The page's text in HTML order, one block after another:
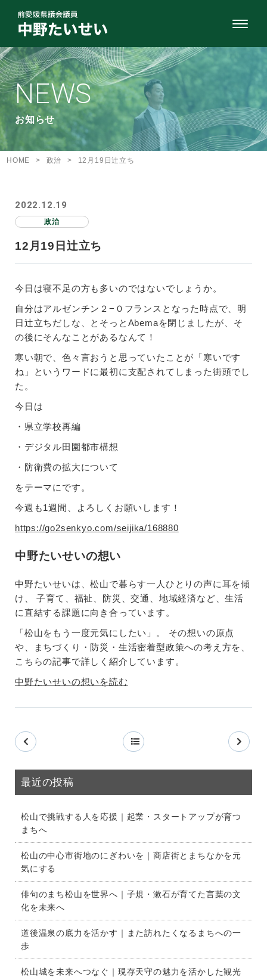
NEWS
お知らせ
HOME > 政治 > 12月19日辻立ち
2022.12.19
政治
12月19日辻立ち
今日は寝不足の方も多いのではないでしょうか。
自分はアルゼンチン２−０フランスとなった時点で、明
日辻立ちだしな、とそっとAbemaを閉じましたが、そ
の後にそんなことがあるなんて！
寒い朝で、色々言おうと思っていたことが「寒いです
ね」というワードに最初に支配されてしまった街頭でし
た。
今日は
・県立学校再編
・デジタル田園都市構想
・防衛費の拡大について
をテーマにです。
今週も1週間、よろしくお願いします！
https://go2senkyo.com/seijika/168880
中野たいせいの想い
中野たいせいは、松山で暮らす一人ひとりの声に耳を傾
け、 子育て、福祉、防災、交通、地域経済など、生活
に直結する課題に向き合っています。
「松山をもう一度元気にしたい」。 その想いの原点
や、まちづくり・防災・生活密着型政策への考え方を、
こちらの記事で詳しく紹介しています。
中野たいせいの想いを読む
最近の投稿
松山で挑戦する人を応援｜起業・スタートアップが育つ
まちへ
松山の中心市街地のにぎわいを｜商店街とまちなかを元
気にする
俳句のまち松山を世界へ｜子規・漱石が育てた言葉の文
化を未来へ
道後温泉の底力を活かす｜また訪れたくなるまちへの一
歩
松山城を未来へつなぐ｜現存天守の魅力を活かした観光